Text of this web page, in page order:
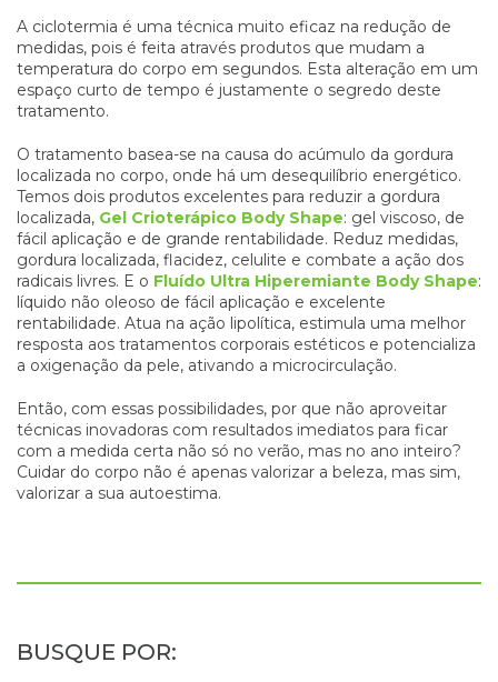
A ciclotermia é uma técnica muito eficaz na redução de
medidas, pois é feita através produtos que mudam a
temperatura do corpo em segundos. Esta alteração em um
espaço curto de tempo é justamente o segredo deste
tratamento.
O tratamento basea-se na causa do acúmulo da gordura
localizada no corpo, onde há um desequilíbrio energético.
Temos dois produtos excelentes para reduzir a gordura
localizada, Gel Crioterápico Body Shape: gel viscoso, de
fácil aplicação e de grande rentabilidade. Reduz medidas,
gordura localizada, flacidez, celulite e combate a ação dos
radicais livres. E o Fluído Ultra Hiperemiante Body Shape:
líquido não oleoso de fácil aplicação e excelente
rentabilidade. Atua na ação lipolítica, estimula uma melhor
resposta aos tratamentos corporais estéticos e potencializa
a oxigenação da pele, ativando a microcirculação.
Então, com essas possibilidades, por que não aproveitar
técnicas inovadoras com resultados imediatos para ficar
com a medida certa não só no verão, mas no ano inteiro?
Cuidar do corpo não é apenas valorizar a beleza, mas sim,
valorizar a sua autoestima.